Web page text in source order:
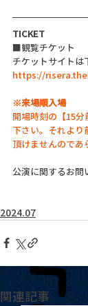
TICKET
■観覧チケット
チケットサイトは
https://
※来場順入場
開場時刻の【15
下さい。それより
頂けませんのであ
公演に関するお問
2024.07
関連記事